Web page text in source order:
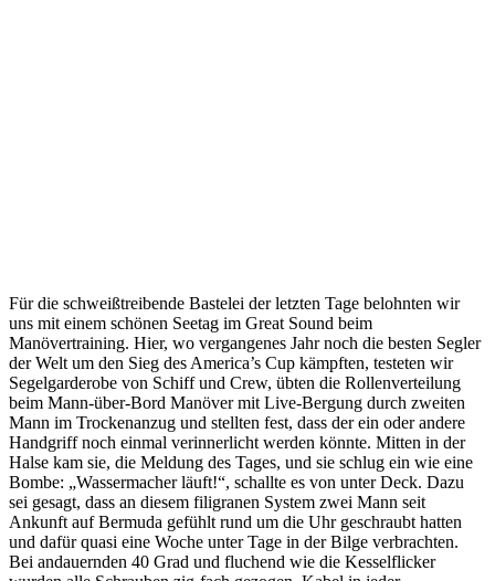
Für die schweißtreibende Bastelei der letzten Tage belohnten wir
uns mit einem schönen Seetag im Great Sound beim
Manövertraining. Hier, wo vergangenes Jahr noch die besten Segler
der Welt um den Sieg des America’s Cup kämpften, testeten wir
Segelgarderobe von Schiff und Crew, übten die Rollenverteilung
beim Mann-über-Bord Manöver mit Live-Bergung durch zweiten
Mann im Trockenanzug und stellten fest, dass der ein oder andere
Handgriff noch einmal verinnerlicht werden könnte. Mitten in der
Halse kam sie, die Meldung des Tages, und sie schlug ein wie eine
Bombe: „Wassermacher läuft!“, schallte es von unter Deck. Dazu
sei gesagt, dass an diesem filigranen System zwei Mann seit
Ankunft auf Bermuda gefühlt rund um die Uhr geschraubt hatten
und dafür quasi eine Woche unter Tage in der Bilge verbrachten.
Bei andauernden 40 Grad und fluchend wie die Kesselflicker